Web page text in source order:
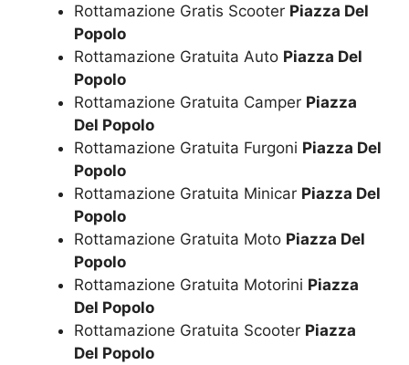
Rottamazione Gratis Scooter Piazza Del
Popolo
Rottamazione Gratuita Auto Piazza Del
Popolo
Rottamazione Gratuita Camper Piazza
Del Popolo
Rottamazione Gratuita Furgoni Piazza Del
Popolo
Rottamazione Gratuita Minicar Piazza Del
Popolo
Rottamazione Gratuita Moto Piazza Del
Popolo
Rottamazione Gratuita Motorini Piazza
Del Popolo
Rottamazione Gratuita Scooter Piazza
Del Popolo